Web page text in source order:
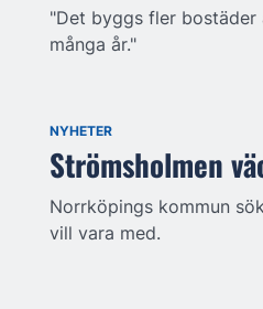
"Det byggs fler
många år."
NYHETER
Strömsholmen
Norrköpings kommun
vill vara med.